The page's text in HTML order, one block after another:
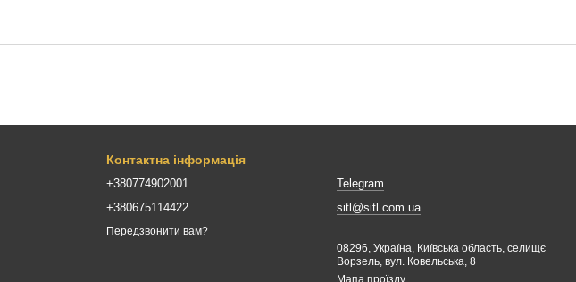
Контактна інформація
+380774902001
+380675114422
Передзвонити вам?
Telegram
sitl@sitl.com.ua
08296, Україна, Київська область, селищє
Ворзель, вул. Ковельська, 8
Мапа проїзду